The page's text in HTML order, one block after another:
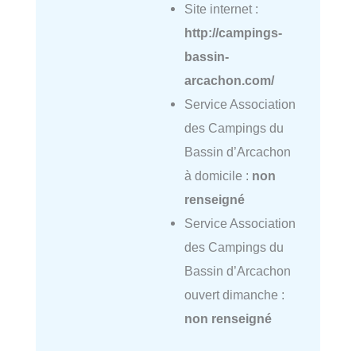
Site internet :
http://campings-
bassin-
arcachon.com/
Service Association
des Campings du
Bassin d’Arcachon
à domicile : non
renseigné
Service Association
des Campings du
Bassin d’Arcachon
ouvert dimanche :
non renseigné